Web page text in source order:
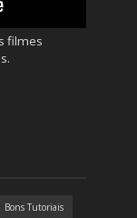
filmes
Bons Tutoriais